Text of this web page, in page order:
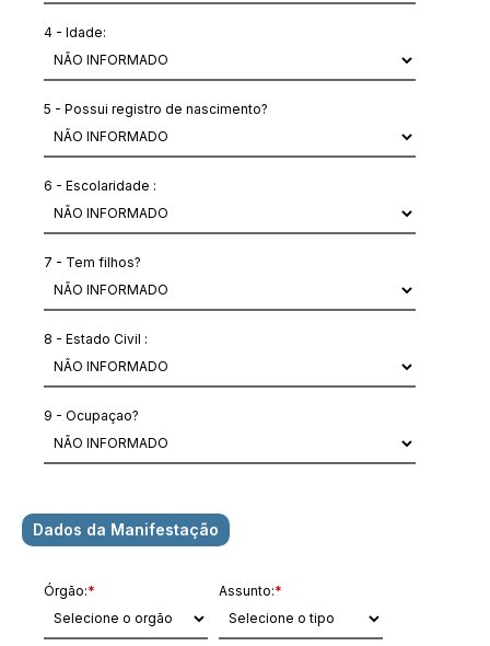
4 - Idade:
5 - Possui registro de nascimento?
6 - Escolaridade :
7 - Tem filhos?
8 - Estado Civil :
9 - Ocupaçao?
Dados da Manifestação
Órgão:* Assunto:*